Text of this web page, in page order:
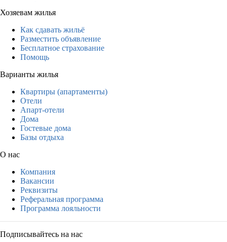
Хозяевам жилья
Как сдавать жильё
Разместить объявление
Бесплатное страхование
Помощь
Варианты жилья
Квартиры (апартаменты)
Отели
Апарт-отели
Дома
Гостевые дома
Базы отдыха
О нас
Компания
Вакансии
Реквизиты
Реферальная программа
Программа лояльности
Подписывайтесь на нас